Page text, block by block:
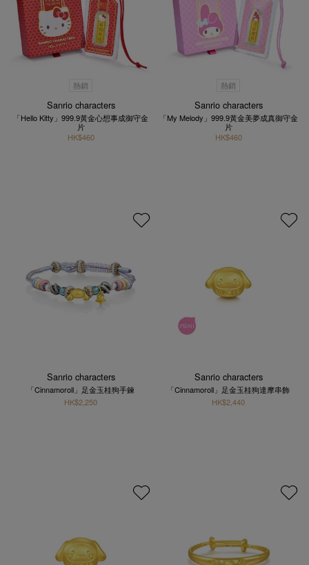
熱銷
Sanrio characters
「Hello Kitty」999.9黃金心想事成御守金
片
HK$460
熱銷
Sanrio characters
「My Melody」999.9黃金美夢成真御守金
片
HK$460
Sanrio characters
「Cinnamoroll」足金玉桂狗手鍊
HK$2,250
Sanrio characters
「Cinnamoroll」足金玉桂狗達摩串飾
HK$2,440